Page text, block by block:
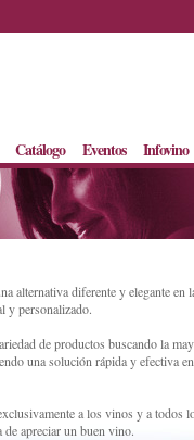
Catálogo Eventos Infovino
alternativa diferente y elegante en
y personalizado.
de productos buscando la
una solución rápida y efectiva
a los vinos y a todos
de apreciar un buen vino.